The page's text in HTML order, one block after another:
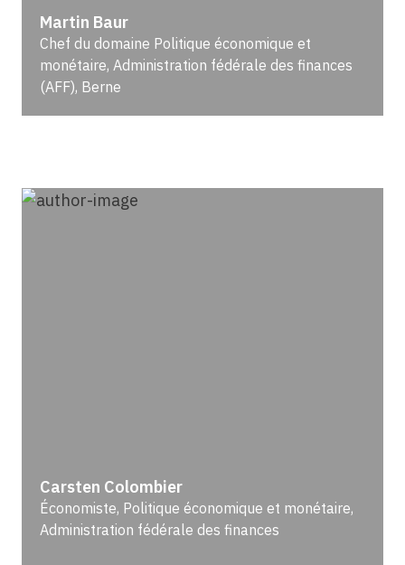
Martin Baur
Chef du domaine Politique économique et
monétaire, Administration fédérale des finances
(AFF), Berne
Carsten Colombier
Économiste, Politique économique et monétaire,
Administration fédérale des finances